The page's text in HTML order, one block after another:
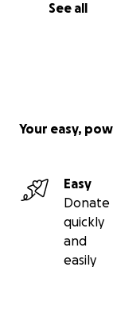
See all
Your easy,
Easy
Donate
quickly
and
easily